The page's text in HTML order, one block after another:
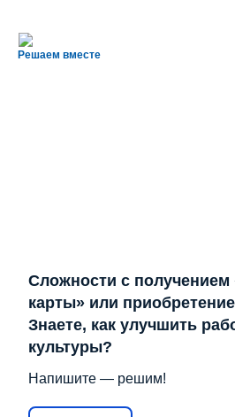
Решаем вместе
Сложности с получением
карты» или
Знаете, как улучшить
культуры?
Напишите — решим!